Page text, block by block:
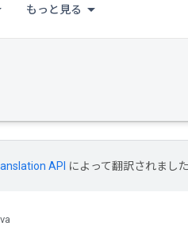
もっと見る
API によって翻訳されました